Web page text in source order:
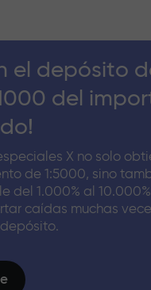
el depósito
del
X no solo
de 1:5000, sino
del 1.000% al
caídas muchas